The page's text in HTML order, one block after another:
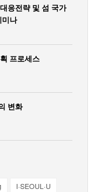
응전략 및 섬 국가
미나
프로세스
변화
I·SEOUL·U